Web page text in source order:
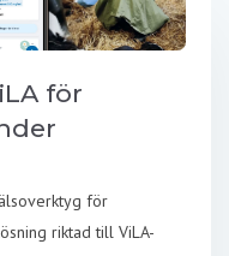
för
för
riktad till ViLA-